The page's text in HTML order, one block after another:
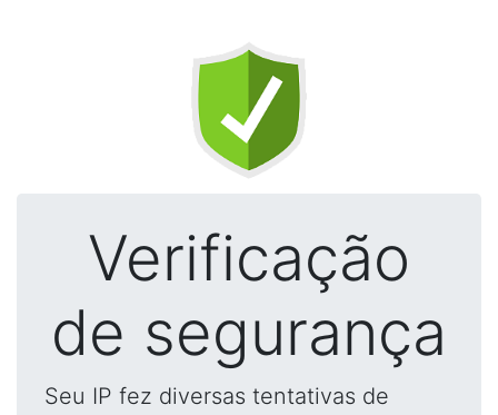
Verificação
de segurança
Seu IP fez diversas tentativas de